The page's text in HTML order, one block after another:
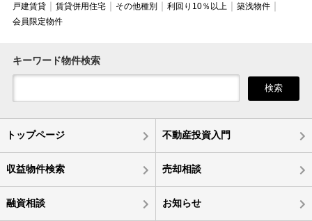
戸建賃貸
賃貸併用住宅 その他種別 利回り10％以上
築浅物件
会員限定物件
キーワード物件検索
検索
トップページ 不動産投資入門
収益物件検索 売却相談
融資相談 お知らせ